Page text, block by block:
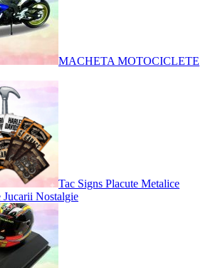
MACHETA MOTOCICLETE
Tac Signs Placute Metalice
Jucarii Nostalgie